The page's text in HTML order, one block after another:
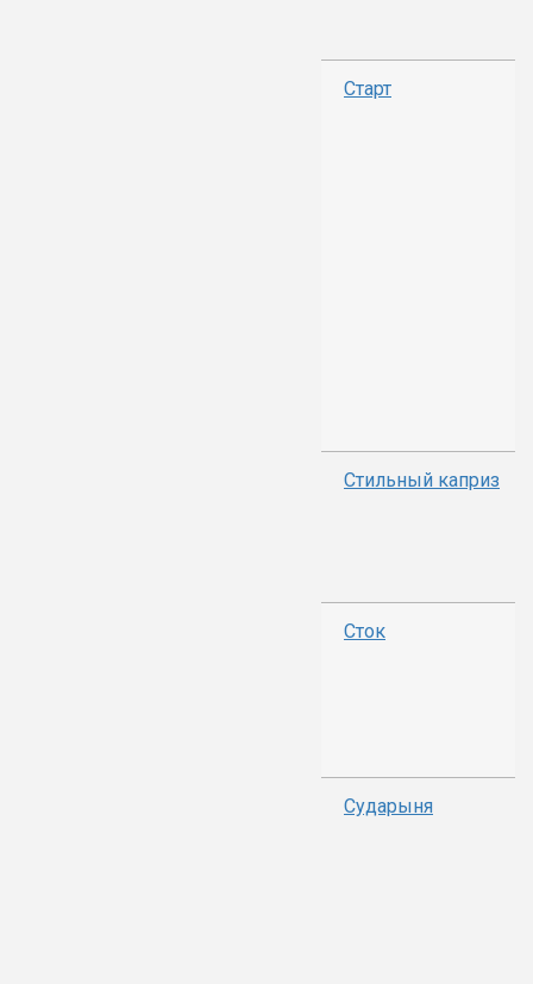
Старт
Стильный каприз
Сток
Сударыня